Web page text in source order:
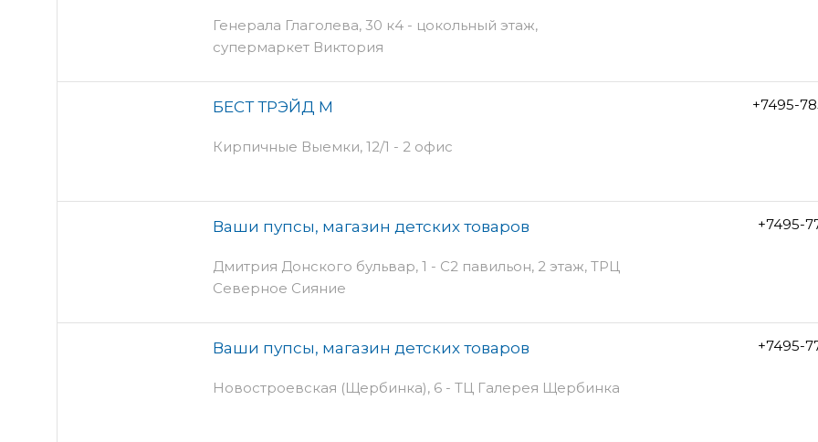
Генерала Глаголева, 30 к4 - цокольный этаж,
супермаркет Виктория
БЕСТ ТРЭЙД М
Кирпичные Выемки, 12/1 - 2 офис
+7495-
Ваши пупсы, магазин детских товаров
Дмитрия Донского бульвар, 1 - С2 павильон, 2 этаж, ТРЦ
Северное Сияние
+7495-
Ваши пупсы, магазин детских товаров
Новостроевская (Щербинка), 6 - ТЦ Галерея Щербинка
+7495-